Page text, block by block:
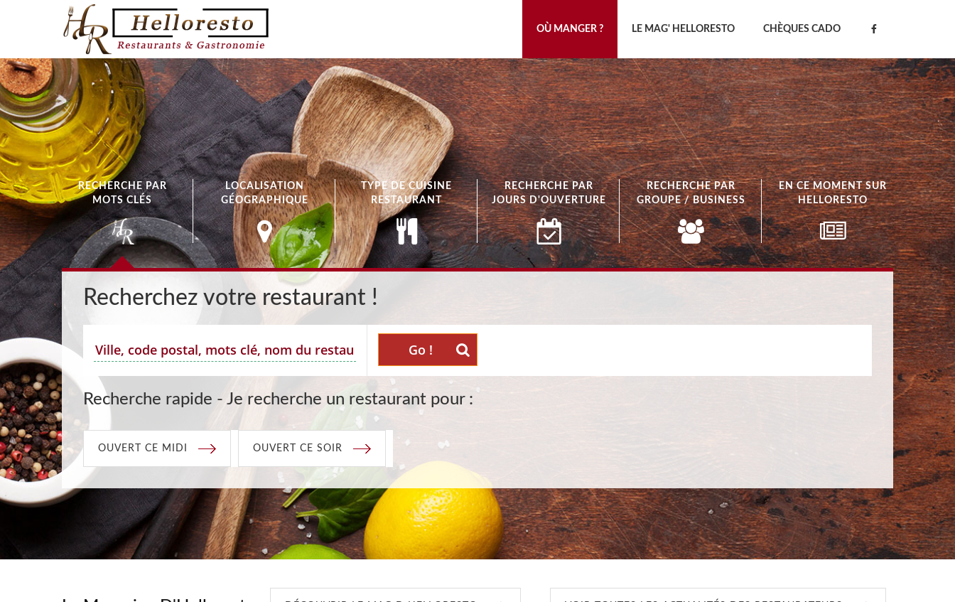
OÙ MANGER ? LE MAG' HELLORESTO CHÈQUES CADO
RECHERCHE PAR
MOTS CLÉS
LOCALISATION
GÉOGRAPHIQUE
TYPE DE CUISINE
RESTAURANT
RECHERCHE PAR
JOURS D'OUVERTURE
RECHERCHE PAR
GROUPE / BUSINESS
EN CE MOMENT SUR
HELLORESTO
Recherchez votre restaurant !
Go !
Recherche rapide - Je recherche un restaurant pour :
OUVERT CE MIDI OUVERT CE SOIR